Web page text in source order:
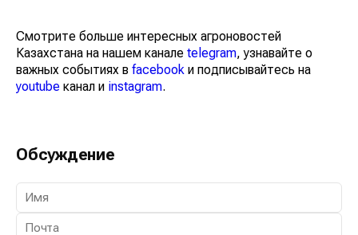
Смотрите больше интересных агроновостей
Казахстана на нашем канале telegram, узнавайте о
важных событиях в facebook и подписывайтесь на
youtube канал и instagram.
Обсуждение